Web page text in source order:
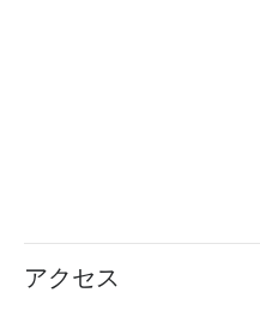
アクセス